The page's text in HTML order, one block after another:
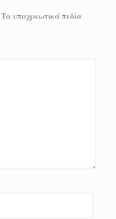
Τα υποχρεωτικά πεδία